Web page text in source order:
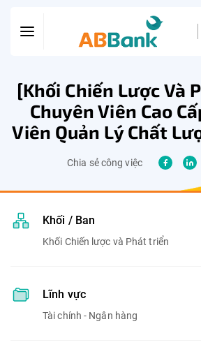
[Khối Chiến Lược Và
Chuyên Viên Cao
Viên Quản Lý Chất
Chia sẻ công việc
Khối / Ban
Khối Chiến lược và Phát triển
Lĩnh vực
Tài chính - Ngân hàng